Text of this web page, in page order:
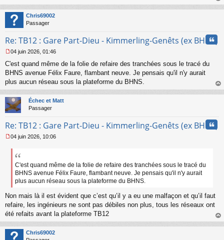
a
g
e
o
l
u
au
Chris69002
Passager
Re: TB12 : Gare Part-Dieu - Kimmerling-Genêts (ex BHNS)
e
s
s
g
e
n
n
u
04 juin 2026, 01:46
C'est quand même de la folie de refaire des tranchées sous le tracé du
BHNS avenue Félix Faure, flambant neuve. Je pensais qu'il n'y aurait
plus aucun réseau sous la plateforme du BHNS.
au
Échec et Matt
Passager
Re: TB12 : Gare Part-Dieu - Kimmerling-Genêts (ex BHNS)
e
e
n
o
l
04 juin 2026, 10:06
C'est quand même de la folie de refaire des tranchées sous le tracé du
BHNS avenue Félix Faure, flambant neuve. Je pensais qu'il n'y aurait
plus aucun réseau sous la plateforme du BHNS.
Non mais là il est évident que c’est qu’il y a eu une malfaçon et qu’il faut
refaire, les ingénieurs ne sont pas débiles non plus, tous les réseaux ont
été refaits avant la plateforme TB12
au
Chris69002